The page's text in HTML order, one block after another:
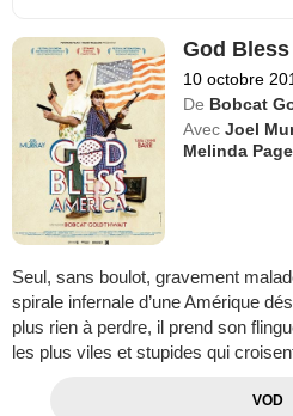
God
10 octobre
De Bobcat
Avec Joel
Melinda
Seul, sans boulot, gravement
spirale infernale d’une Amérique
plus rien à perdre, il prend son
les plus viles et stupides qui
VOD